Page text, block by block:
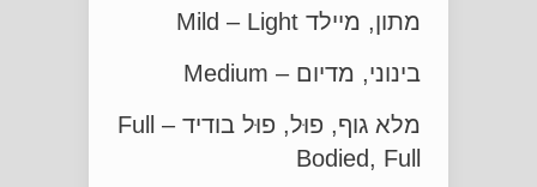
מתון, מיילד Mild – Light
בינוני, מדיום – Medium
מלא גוף, פוּל, פוּל בודיד – Full
Bodied, Full